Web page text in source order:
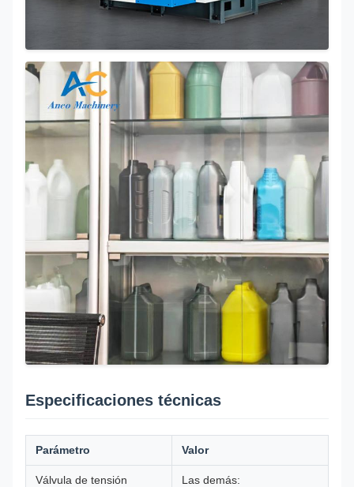
Especificaciones técnicas
Parámetro Valor
Válvula de tensión Las demás: